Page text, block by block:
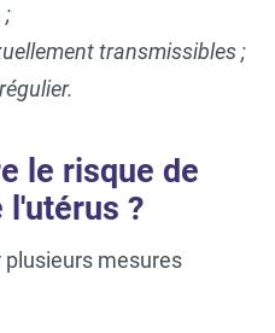
;
transmissibles ;
le risque de
l'utérus ?
mesures